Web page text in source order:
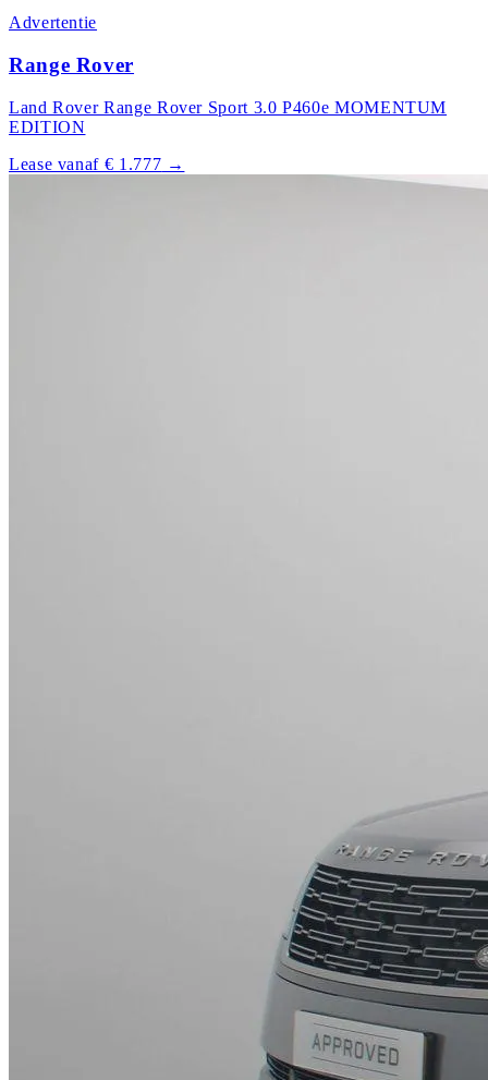
Advertentie
Range Rover
Land Rover Range Rover Sport 3.0 P460e MOMENTUM
EDITION
Lease vanaf € 1.777 →